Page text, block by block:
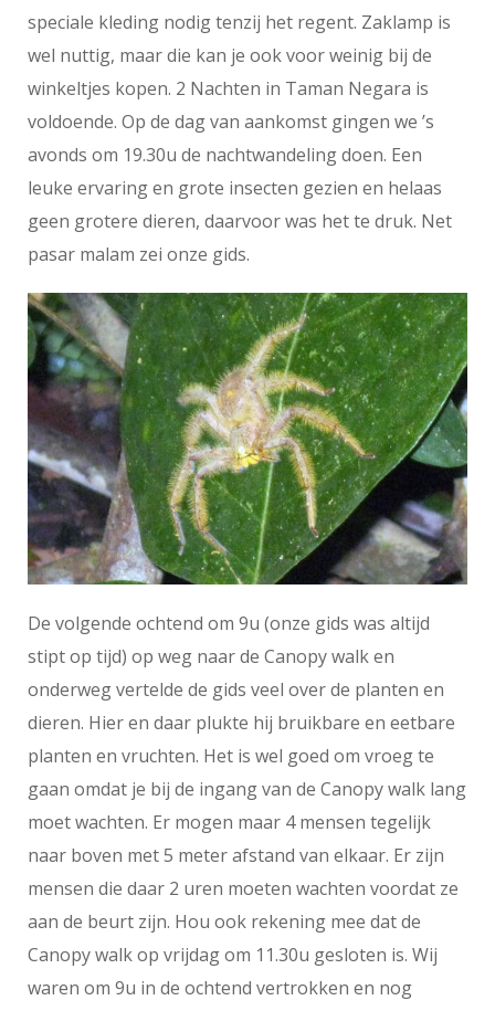
speciale kleding nodig tenzij het regent. Zaklamp is
wel nuttig, maar die kan je ook voor weinig bij de
winkeltjes kopen. 2 Nachten in Taman Negara is
voldoende. Op de dag van aankomst gingen we ’s
avonds om 19.30u de nachtwandeling doen. Een
leuke ervaring en grote insecten gezien en helaas
geen grotere dieren, daarvoor was het te druk. Net
pasar malam zei onze gids.
De volgende ochtend om 9u (onze gids was altijd
stipt op tijd) op weg naar de Canopy walk en
onderweg vertelde de gids veel over de planten en
dieren. Hier en daar plukte hij bruikbare en eetbare
planten en vruchten. Het is wel goed om vroeg te
gaan omdat je bij de ingang van de Canopy walk lang
moet wachten. Er mogen maar 4 mensen tegelijk
naar boven met 5 meter afstand van elkaar. Er zijn
mensen die daar 2 uren moeten wachten voordat ze
aan de beurt zijn. Hou ook rekening mee dat de
Canopy walk op vrijdag om 11.30u gesloten is. Wij
waren om 9u in de ochtend vertrokken en nog